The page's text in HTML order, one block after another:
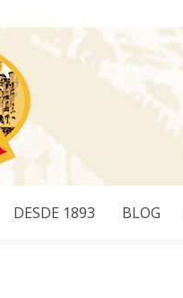
DESDE 1893 BLOG